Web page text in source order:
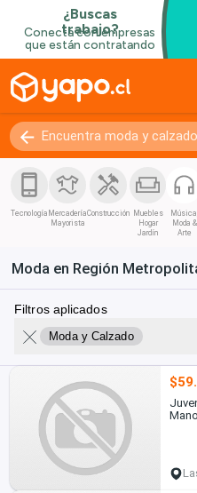
Tecnología Mercadería
Mayorista
Construcción Muebles
Hogar
Jardín
Música,
Moda &
Arte
Moda en Región
Filtros aplicados
Moda y Calzado